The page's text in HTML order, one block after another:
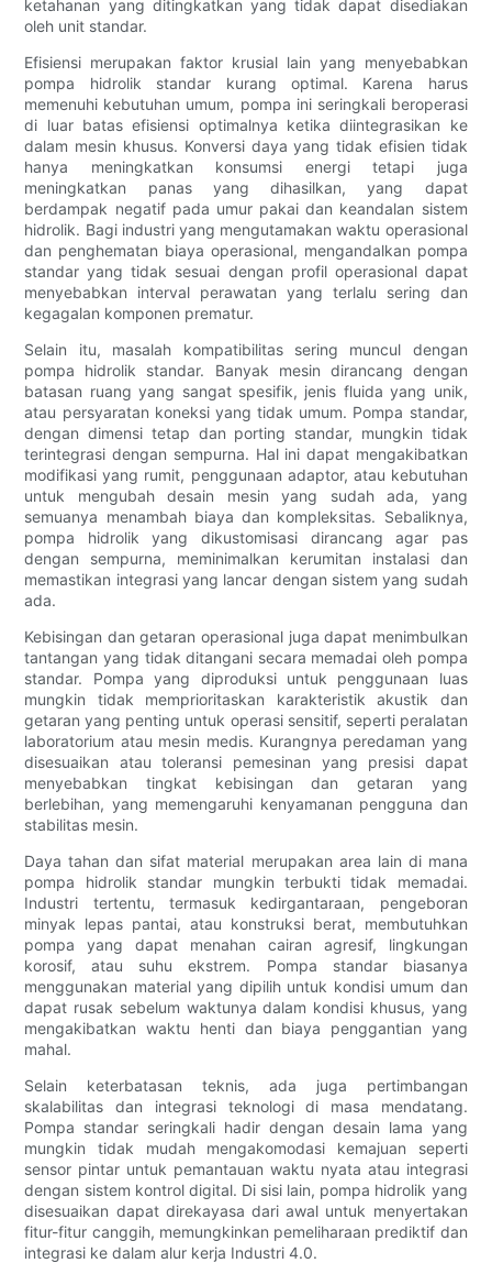
ketahanan yang ditingkatkan yang tidak dapat disediakan
oleh unit standar.
Efisiensi merupakan faktor krusial lain yang menyebabkan
pompa hidrolik standar kurang optimal. Karena harus
memenuhi kebutuhan umum, pompa ini seringkali beroperasi
di luar batas efisiensi optimalnya ketika diintegrasikan ke
dalam mesin khusus. Konversi daya yang tidak efisien tidak
hanya meningkatkan konsumsi energi tetapi juga
meningkatkan panas yang dihasilkan, yang dapat
berdampak negatif pada umur pakai dan keandalan sistem
hidrolik. Bagi industri yang mengutamakan waktu operasional
dan penghematan biaya operasional, mengandalkan pompa
standar yang tidak sesuai dengan profil operasional dapat
menyebabkan interval perawatan yang terlalu sering dan
kegagalan komponen prematur.
Selain itu, masalah kompatibilitas sering muncul dengan
pompa hidrolik standar. Banyak mesin dirancang dengan
batasan ruang yang sangat spesifik, jenis fluida yang unik,
atau persyaratan koneksi yang tidak umum. Pompa standar,
dengan dimensi tetap dan porting standar, mungkin tidak
terintegrasi dengan sempurna. Hal ini dapat mengakibatkan
modifikasi yang rumit, penggunaan adaptor, atau kebutuhan
untuk mengubah desain mesin yang sudah ada, yang
semuanya menambah biaya dan kompleksitas. Sebaliknya,
pompa hidrolik yang dikustomisasi dirancang agar pas
dengan sempurna, meminimalkan kerumitan instalasi dan
memastikan integrasi yang lancar dengan sistem yang sudah
ada.
Kebisingan dan getaran operasional juga dapat menimbulkan
tantangan yang tidak ditangani secara memadai oleh pompa
standar. Pompa yang diproduksi untuk penggunaan luas
mungkin tidak memprioritaskan karakteristik akustik dan
getaran yang penting untuk operasi sensitif, seperti peralatan
laboratorium atau mesin medis. Kurangnya peredaman yang
disesuaikan atau toleransi pemesinan yang presisi dapat
menyebabkan tingkat kebisingan dan getaran yang
berlebihan, yang memengaruhi kenyamanan pengguna dan
stabilitas mesin.
Daya tahan dan sifat material merupakan area lain di mana
pompa hidrolik standar mungkin terbukti tidak memadai.
Industri tertentu, termasuk kedirgantaraan, pengeboran
minyak lepas pantai, atau konstruksi berat, membutuhkan
pompa yang dapat menahan cairan agresif, lingkungan
korosif, atau suhu ekstrem. Pompa standar biasanya
menggunakan material yang dipilih untuk kondisi umum dan
dapat rusak sebelum waktunya dalam kondisi khusus, yang
mengakibatkan waktu henti dan biaya penggantian yang
mahal.
Selain keterbatasan teknis, ada juga pertimbangan
skalabilitas dan integrasi teknologi di masa mendatang.
Pompa standar seringkali hadir dengan desain lama yang
mungkin tidak mudah mengakomodasi kemajuan seperti
sensor pintar untuk pemantauan waktu nyata atau integrasi
dengan sistem kontrol digital. Di sisi lain, pompa hidrolik yang
disesuaikan dapat direkayasa dari awal untuk menyertakan
fitur-fitur canggih, memungkinkan pemeliharaan prediktif dan
integrasi ke dalam alur kerja Industri 4.0.